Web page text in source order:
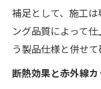
補足として、施工
ング品質によって
う製品仕様と併せて
断熱効果と赤外線